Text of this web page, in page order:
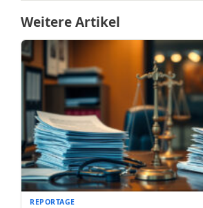
Weitere Artikel
REPORTAGE